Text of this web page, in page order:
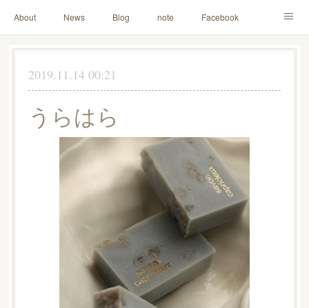
About News Blog note Facebook
Instagram Lesson Menu Schedule Contact
2019.11.14 00:21
うらはら